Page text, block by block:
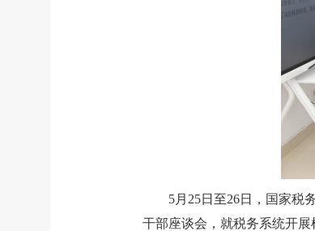
5月25日至26日，国家税
干部座谈会，就税务系统开